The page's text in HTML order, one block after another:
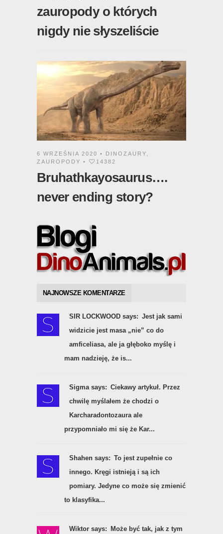
zauropody o których
nigdy nie słyszeliście
6 WRZEŚNIA 2020 • DINOZAURY
ZAUROPODY • 14382
Bruhathkayosaurus….
never ending story?
NAJNOWSZE KOMENTARZE
SIR LOCKWOOD says: Jest jak sami
widzicie jest masa „nie” co do
amficeliasa, ale ja głęboko myślę i
mam nadzieję, że is...
Sigma says: Ciekawy artykuł. Przez
chwilę myślałem że chodzi o
Karcharadontozaura ale
przypomniało mi się że Kar...
Shahen says: To jest zupełnie co
innego. Kręgi istnieją i są ich
pomiary. Jedyne co może się zmienić
to klasyfika...
Wiktor says:
Może być tak, jak z tym